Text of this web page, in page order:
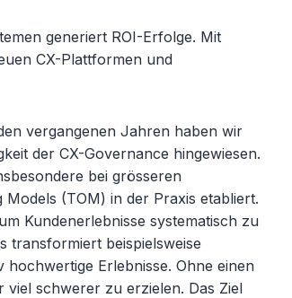
generiert ROI-Erfolge. Mit
CX-Plattformen und
vergangenen Jahren haben wir
der CX-Governance hingewiesen.
bei grösseren
(TOM) in der Praxis etabliert.
Kundenerlebnisse systematisch zu
transformiert beispielsweise
Erlebnisse. Ohne einen
schwerer zu erzielen. Das Ziel